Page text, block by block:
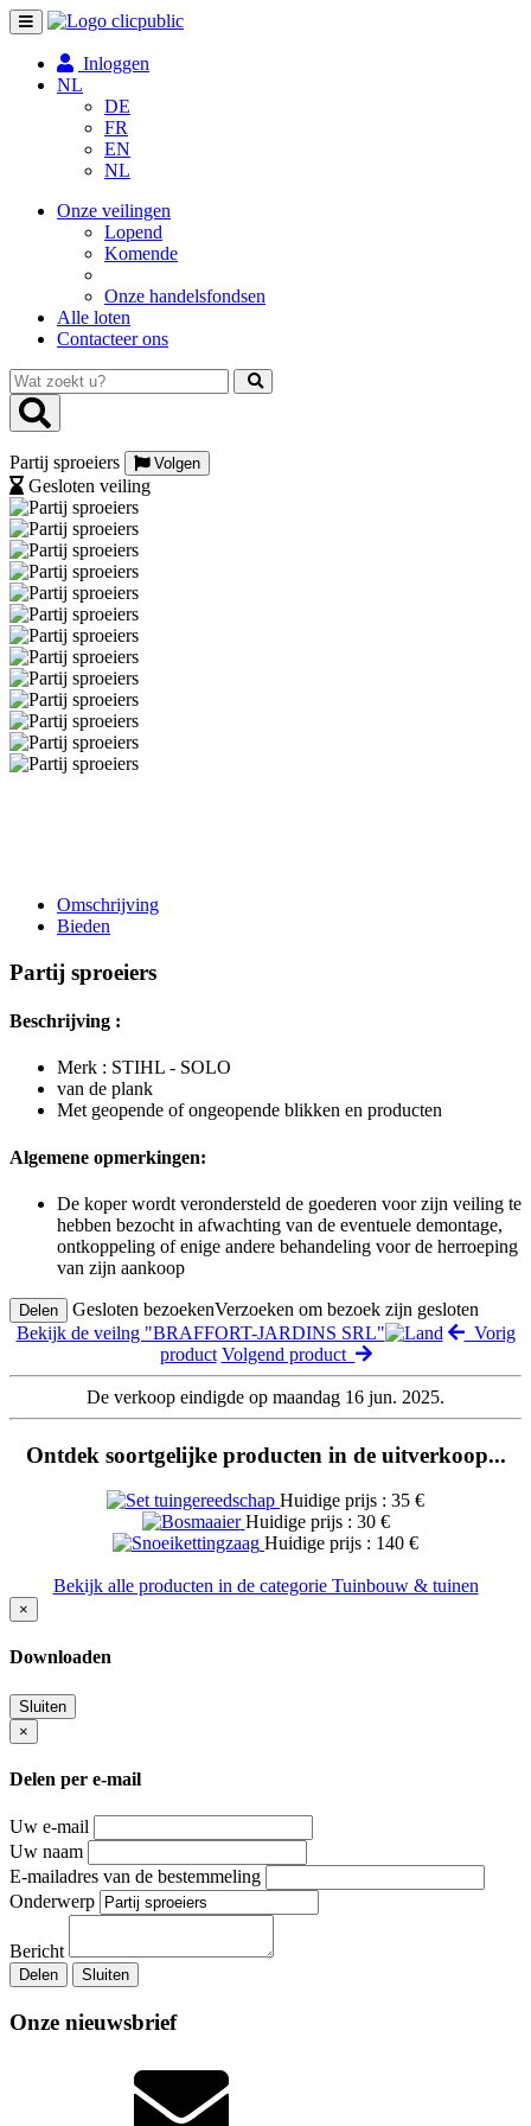
Toggle
navigation
Inloggen
NL
DE
FR
EN
NL
Onze veilingen
Lopend
Komende
Onze handelsfondsen
Alle loten
Contacteer ons
Wat
zoekt
u?
Partij sproeiers Volgen
Gesloten veiling
Omschrijving
Bieden
Partij sproeiers
Beschrijving :
Merk : STIHL - SOLO
van de plank
Met geopende of ongeopende blikken en producten
Algemene opmerkingen:
De koper wordt verondersteld de goederen voor zijn veiling te
hebben bezocht in afwachting van de eventuele demontage,
ontkoppeling of enige andere behandeling voor de herroeping
van zijn aankoop
Delen Gesloten bezoekenVerzoeken om bezoek zijn gesloten
Bekijk de veilng "BRAFFORT-JARDINS SRL"
Vorig
product Volgend product
De verkoop eindigde op maandag 16 jun. 2025.
Ontdek soortgelijke producten in de uitverkoop...
Huidige prijs : 35 €
Huidige prijs : 30 €
Huidige prijs : 140 €
Bekijk alle producten in de categorie Tuinbouw & tuinen
×
Downloaden
Sluiten
×
Delen per e-mail
Uw e-mail
Uw naam
E-mailadres van de bestemmeling
Onderwerp
Bericht
Delen Sluiten
Onze nieuwsbrief